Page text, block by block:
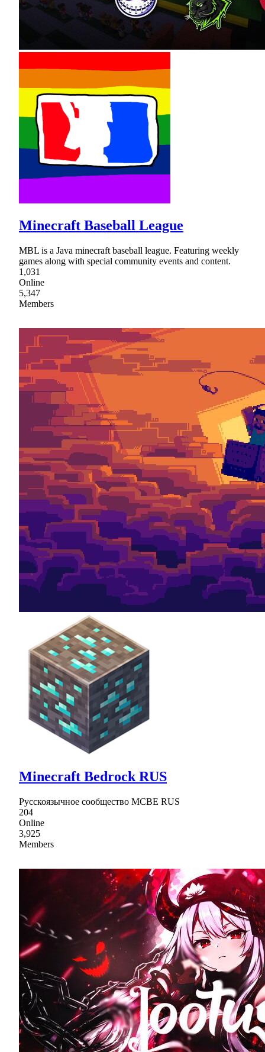
Minecraft Baseball League
MBL is a Java minecraft baseball league. Featuring weekly
games along with special community events and content.
1,031
Online
5,347
Members
Minecraft Bedrock RUS
Русскоязычное сообщество MCBE RUS
204
Online
3,925
Members